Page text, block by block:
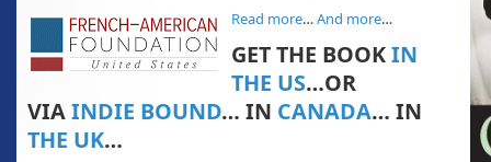
Read more…And more…
GET THE BOOKIN
THE US…OR
VIAINDIE BOUND… IN CANADA… IN
THE UK…